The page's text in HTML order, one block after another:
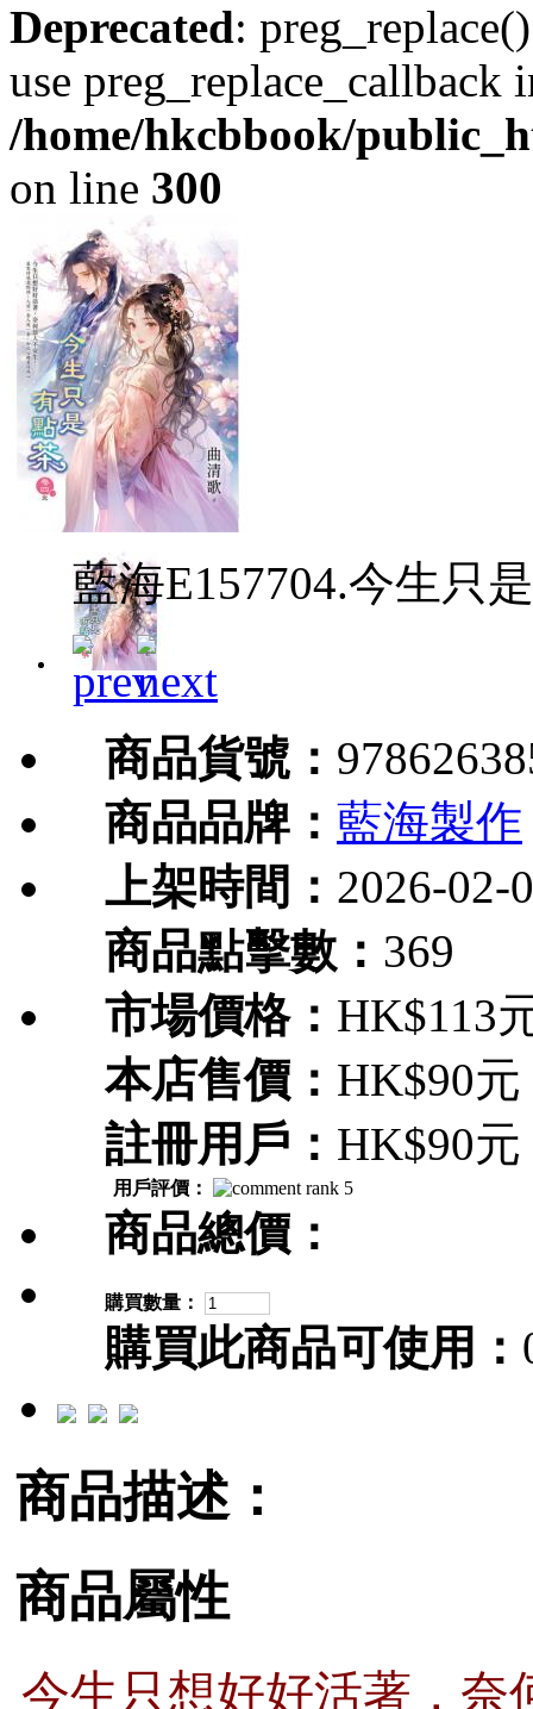
Deprecated:
use preg_replace_callback
/home/hkcbbook/
on line 300
藍海E157704.今生只
商品貨號：
商品品牌： 藍海製作
上架時間： 2026-02-
商品點擊數： 369
市場價格： HK$113
本店售價： HK$90元
註冊用戶： HK$90元
用戶評價：
商品總價：
購買數量：
購買此商品可使用：
商品描述：
商品屬性
今生只想好好活著，奈